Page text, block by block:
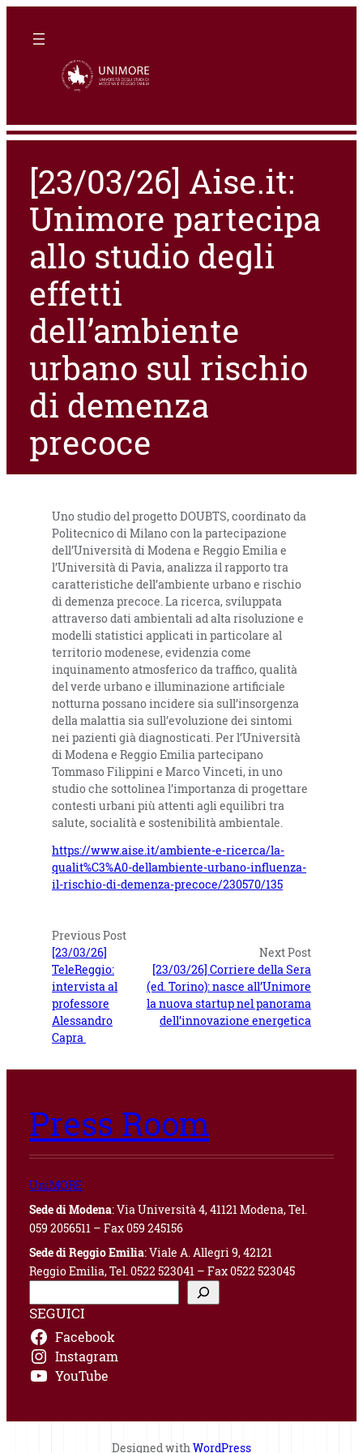
[23/03/26] Aise.it:
Unimore partecipa
allo studio degli
effetti
dell’ambiente
urbano sul rischio
di demenza
precoce
Uno studio del progetto DOUBTS, coordinato da
Politecnico di Milano con la partecipazione
dell’Università di Modena e Reggio Emilia e
l’Università di Pavia, analizza il rapporto tra
caratteristiche dell’ambiente urbano e rischio
di demenza precoce. La ricerca, sviluppata
attraverso dati ambientali ad alta risoluzione e
modelli statistici applicati in particolare al
territorio modenese, evidenzia come
inquinamento atmosferico da traffico, qualità
del verde urbano e illuminazione artificiale
notturna possano incidere sia sull’insorgenza
della malattia sia sull’evoluzione dei sintomi
nei pazienti già diagnosticati. Per l’Università
di Modena e Reggio Emilia partecipano
Tommaso Filippini e Marco Vinceti, in uno
studio che sottolinea l’importanza di progettare
contesti urbani più attenti agli equilibri tra
salute, socialità e sostenibilità ambientale.
https://www.aise.it/ambiente-e-ricerca/la-
qualit%C3%A0-dellambiente-urbano-influenza-
il-rischio-di-demenza-precoce/230570/135
Previous Post
[23/03/26]
TeleReggio:
intervista al
professore
Alessandro
Capra
Next Post
[23/03/26] Corriere della Sera
(ed. Torino): nasce all’Unimore
la nuova startup nel panorama
dell’innovazione energetica
Press Room
UniMORE
Sede di Modena: Via Università 4, 41121 Modena, Tel.
059 2056511 – Fax 059 245156
Sede di Reggio Emilia: Viale A. Allegri 9, 42121
Reggio Emilia, Tel. 0522 523041 – Fax 0522 523045
e
r
c
a
SEGUICI
Facebook
Instagram
YouTube
Designed withWordPress